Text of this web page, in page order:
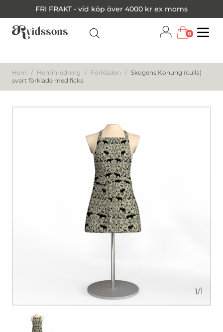
FRI FRAKT - vid köp över 4000 kr ex moms
0
Hem / Heminredning / Förkläden / Skogens Konung (culla)
svart förkläde med ficka
1/1